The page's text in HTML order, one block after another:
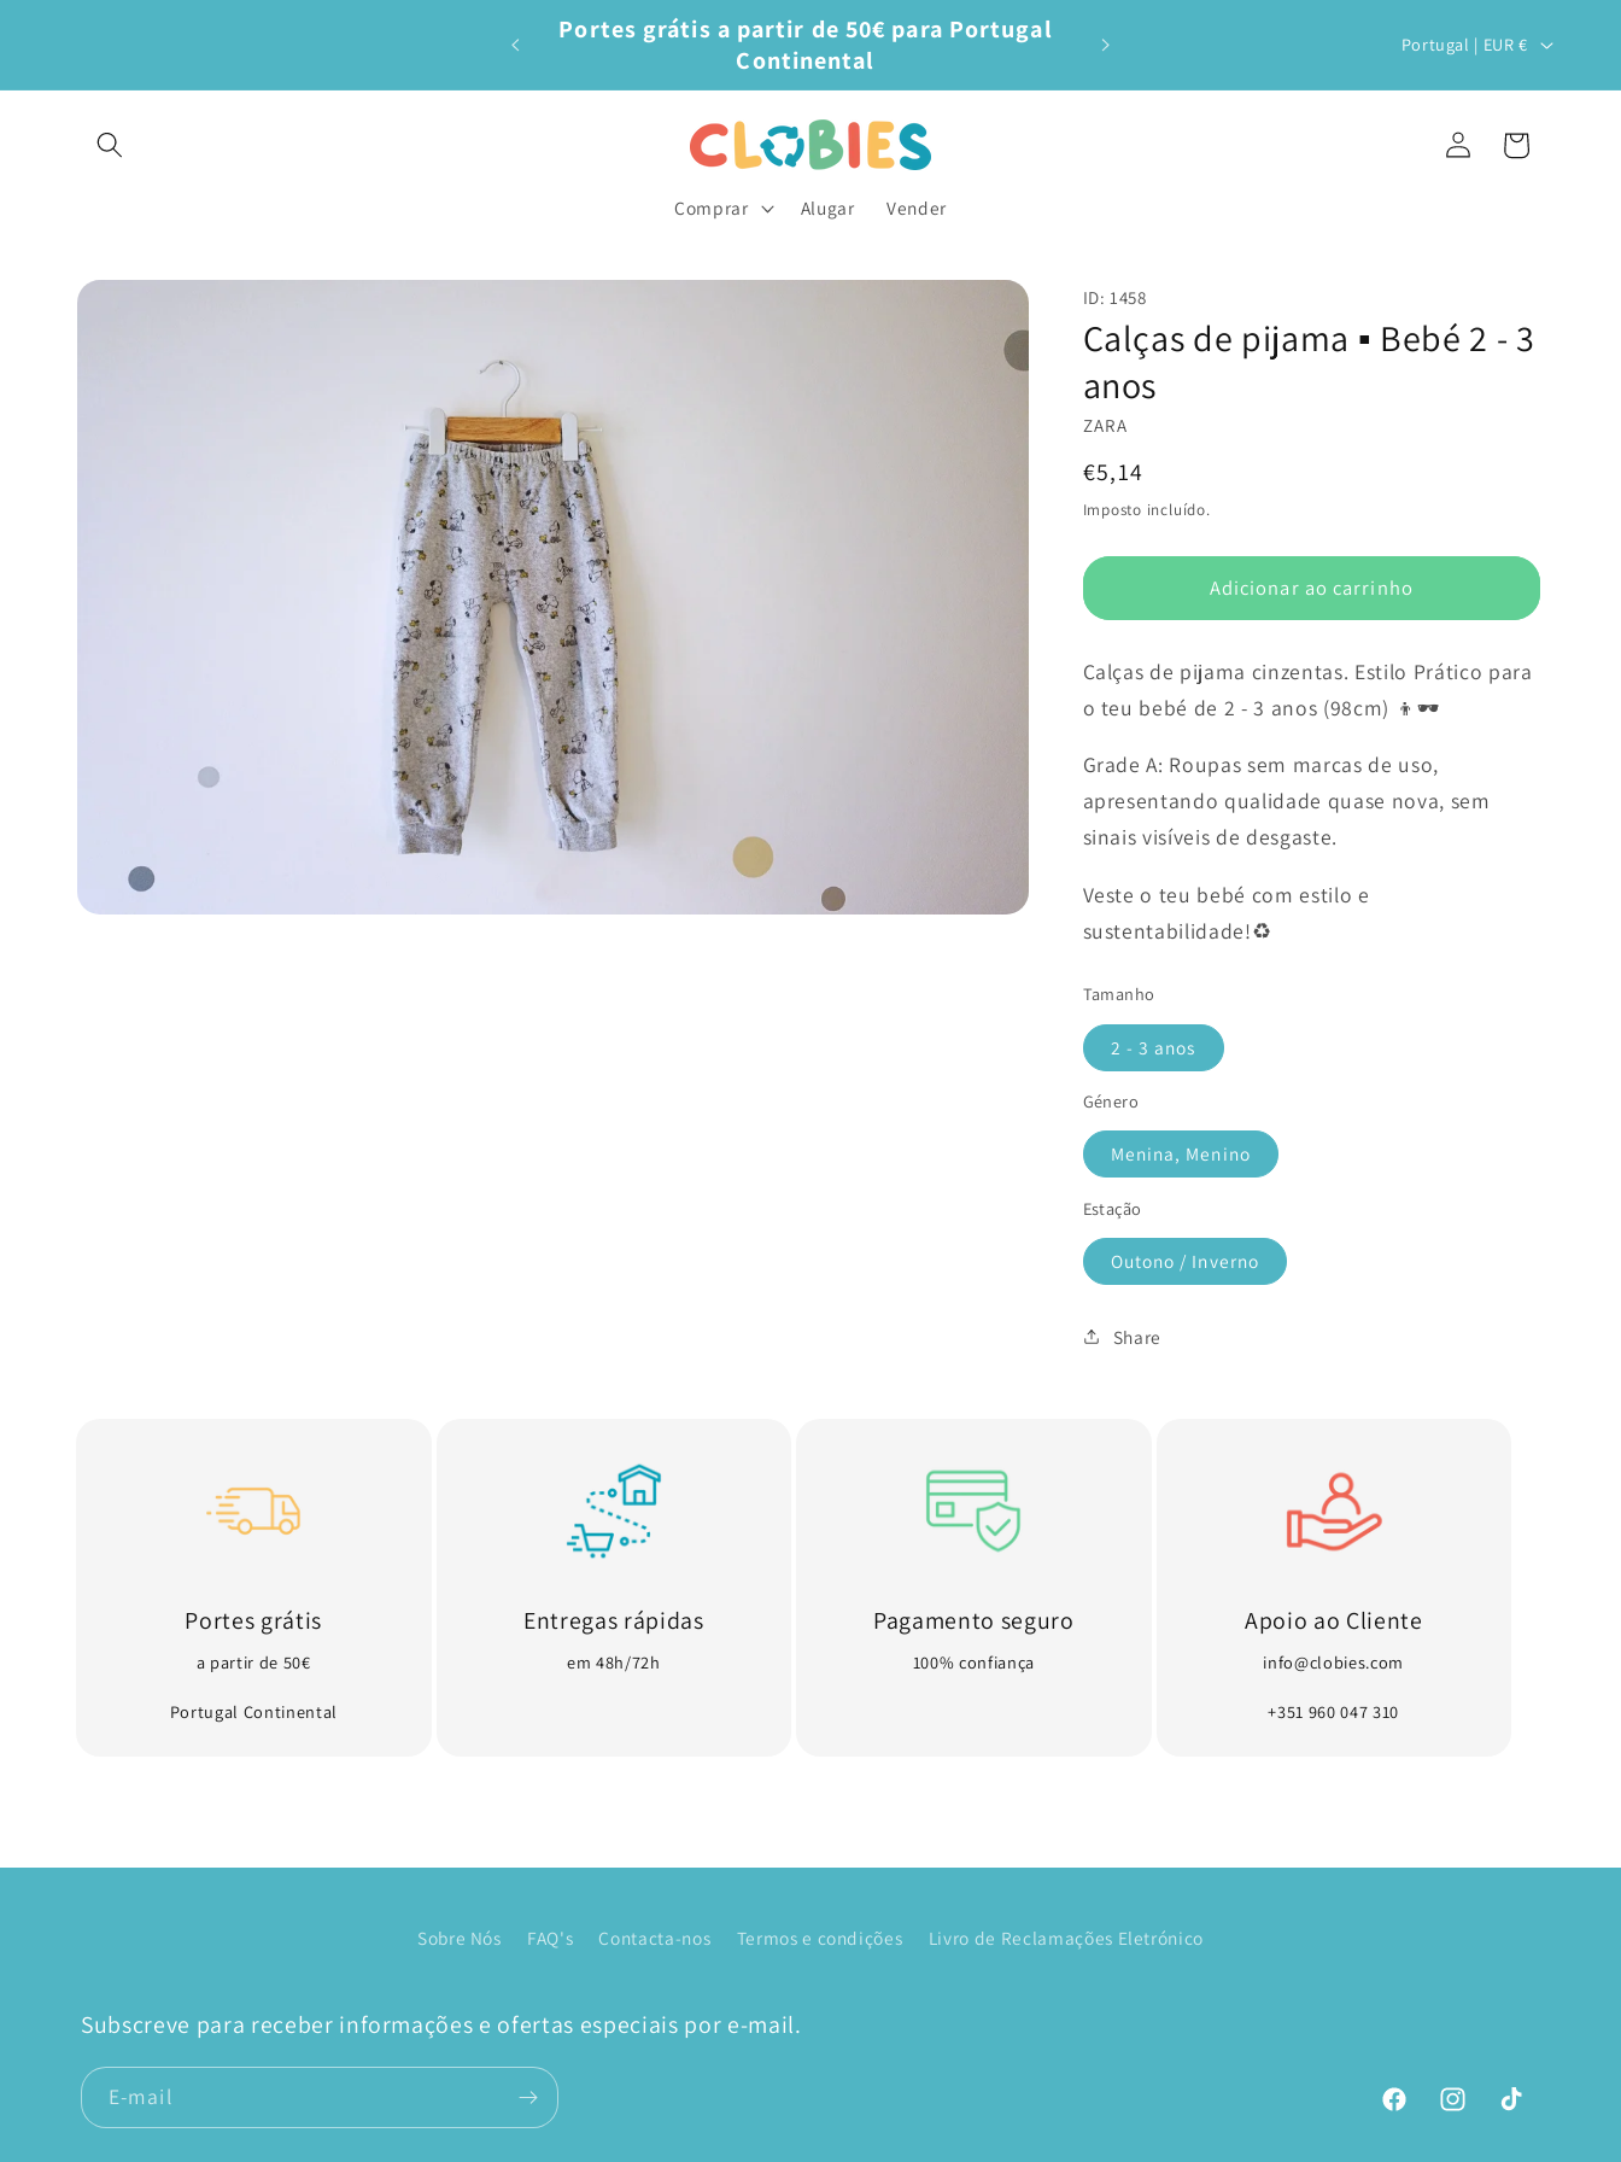
Portes grátis a partir de 50€ para Portugal
Continental
sustentabilidade!
P
a
g
Portugal | EUR €
Comprar Alugar Vender
Iniciar
sessão
Carrinho
Saltar para
ID: 1458
Calças de pijama ▪️ Bebé 2 - 3
anos
ZARA
Preço
normal
€5,14
Imposto incluído.
Adicionar ao carrinho
Calças de pijama cinzentas. Estilo Prático para
o teu bebé de 2 - 3 anos (98cm) 👦🕶️
Grade A: Roupas sem marcas de uso,
apresentando qualidade quase nova, sem
sinais visíveis de desgaste.
Veste o teu bebé com estilo e
sustentabilidade!♻️
Tamanho
2 - 3 anos
Género
Menina, Menino
Estação
Outono / Inverno
Share
Portes grátis
a partir de 50€
Portugal Continental
Entregas rápidas
em 48h/72h
Pagamento seguro
100% confiança
Apoio ao Cliente
info@clobies.com
+351 960 047 310
Sobre Nós FAQ's Contacta-nos Termos e condições Livro de Reclamações Eletrónico
Subscreve para receber informações e ofertas especiais por e-mail.
E-mail
FacebookInstagramTikTok